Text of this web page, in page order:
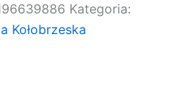
Kategoria:
Kołobrzeska